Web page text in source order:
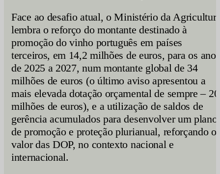
Face ao desafio atual, o Ministério da
lembra o reforço do montante destinado à
promoção do vinho português em países
terceiros, em 14,2 milhões de euros, para os anos
de 2025 a 2027, num montante global de 34
milhões de euros (o último aviso apresentou a
mais elevada dotação orçamental de sempre – 20
milhões de euros), e a utilização de saldos de
gerência acumulados para desenvolver um plano
de promoção e proteção plurianual, reforçando o
valor das DOP, no contexto nacional e
internacional.